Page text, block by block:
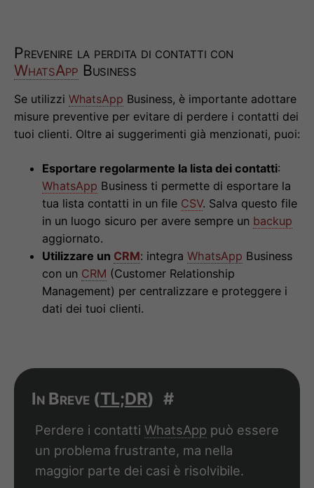
Prevenire la perdita di contatti con
WhatsApp Business
Se utilizzi WhatsApp Business, è importante adottare
misure preventive per evitare di perdere i contatti dei
tuoi clienti. Oltre ai suggerimenti già menzionati, puoi:
Esportare regolarmente la lista dei contatti:
WhatsApp Business ti permette di esportare la
tua lista contatti in un file CSV. Salva questo file
in un luogo sicuro per avere sempre un backup
aggiornato.
Utilizzare un CRM: integra WhatsApp Business
con un CRM (Customer Relationship
Management) per centralizzare e proteggere i
dati dei tuoi clienti.
In Breve (TL;DR) #
Perdere i contatti WhatsApp può essere
un problema frustrante, ma nella
maggior parte dei casi è risolvibile.